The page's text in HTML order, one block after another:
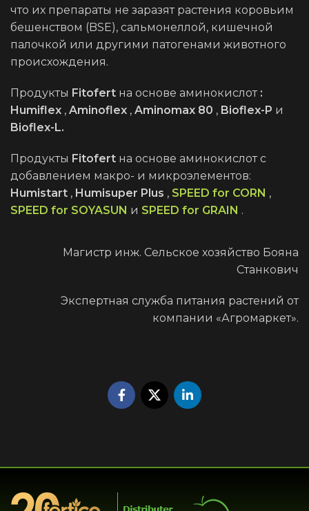
что их препараты не заразят растения коровьим
бешенством (BSE), сальмонеллой, кишечной
палочкой или другими патогенами животного
происхождения.
Продукты Fitofert на основе аминокислот :
Humiflex , Aminoflex , Aminomax 80 , Bioflex-P и
Bioflex-L.
Продукты Fitofert на основе аминокислот с
добавлением макро- и микроэлементов:
Humistart , Humisuper Plus , SPEED for CORN ,
SPEED for SOYASUN и SPEED for GRAIN .
Магистр инж. Сельское хозяйство Бояна
Станкович
Экспертная служба питания растений от
компании «Агромаркет».